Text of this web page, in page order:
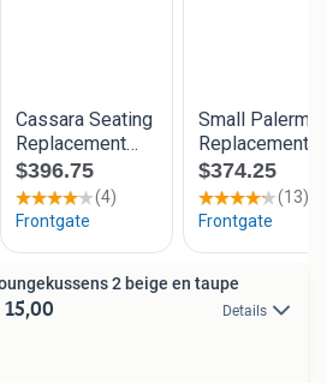
2 beige en taupe
Details